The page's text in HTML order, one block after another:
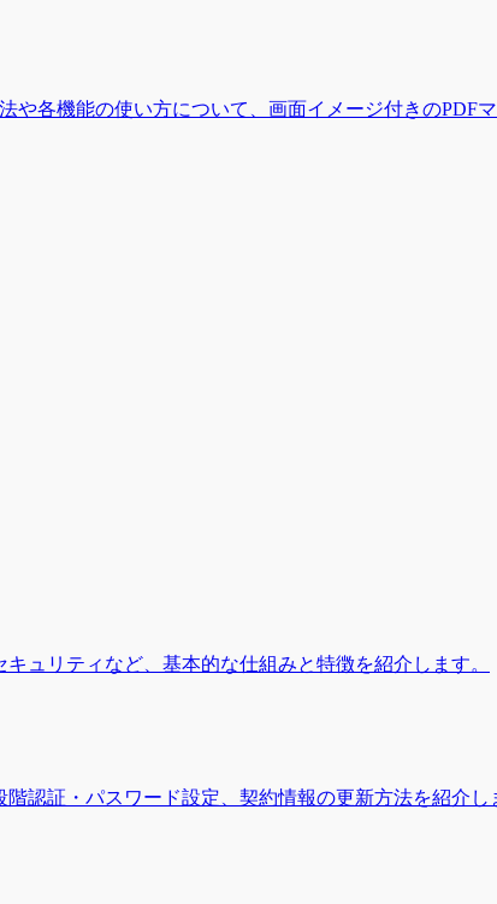
や各機能の使い方について、画面イメージ付きのPDF
ュリティなど、基本的な仕組みと特徴を紹介します。
認証・パスワード設定、契約情報の更新方法を紹介し